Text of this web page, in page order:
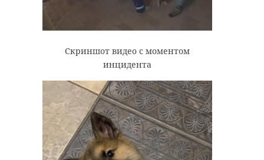
Скриншот видео с моментом
инцидента